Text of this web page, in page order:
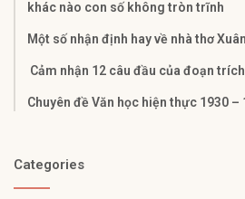
khác nào con số không tròn trĩnh
Một số nhận định hay về nhà thơ
Cảm nhận 12 câu đầu của đoạn
Chuyên đề Văn học hiện thực 1930 –
Categories